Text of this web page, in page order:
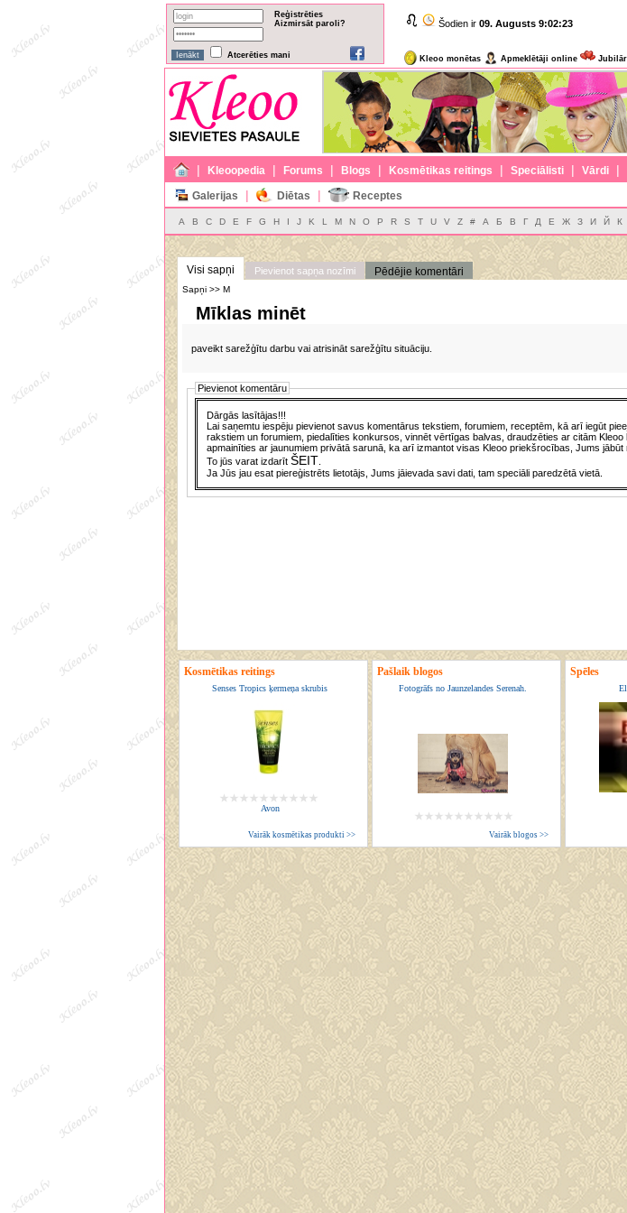
Reģistrēties
Aizmirsāt paroli?
Atcerēties mani
Šodien ir 09. Augusts 9:02:23
Kleoo monētas Apmeklētāji online
| Kleoopedia | Forums | Blogs | Kosmētikas reitings | Speciālisti | Vārdi |
Galerijas
| Diētas | Receptes
A B C D E F G H I J K L M N O P R S T U V Z # А Б В Г Д Е Ж З И Й К
Visi sapņi Pievienot sapņa nozīmi Pēdējie komentāri
Sapņi >> M
Mīklas minēt
paveikt sarežģītu darbu vai atrisināt sarežģītu situāciju.
Pievienot komentāru
Dārgās lasītājas!!!
Lai saņemtu iespēju pievienot savus komentārus tekstiem, forumiem, receptēm, kā arī iegūt
rakstiem un forumiem, piedalīties konkursos, vinnēt vērtīgas balvas, draudzēties ar citām Kleoo
apmainīties ar jaunumiem privātā sarunā, ka arī izmantot visas Kleoo priekšrocības, Jums jābūt
To jūs varat izdarītŠEIT
Ja Jūs jau esat piereģistrēts lietotājs, Jums jāievada savi dati, tam speciāli paredzētā vietā.
Kosmētikas reitings
Senses Tropics ķermeņa skrubis
Avon
Vairāk kosmētikas produkti >>
Pašlaik blogos
Fotogrāfs no Jaunzelandes Serenah.
Vairāk blogos >>
Spēles